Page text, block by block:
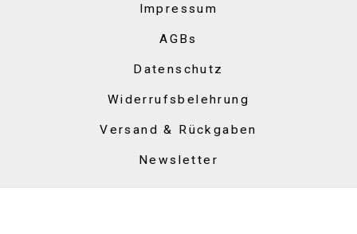
Impressum
AGBs
Datenschutz
Widerrufsbelehrung
Versand & Rückgaben
Newsletter